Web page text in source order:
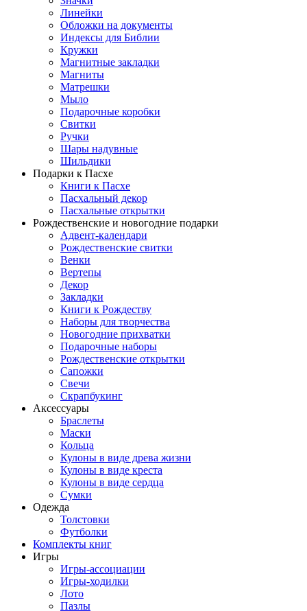
Линейки
Обложки на документы
Индексы для Библии
Кружки
Магнитные закладки
Магниты
Матрешки
Мыло
Подарочные коробки
Свитки
Ручки
Шары надувные
Шильдики
Подарки к Пасхе
Книги к Пасхе
Пасхальный декор
Пасхальные открытки
Рождественские и новогодние подарки
Адвент-календари
Рождественские свитки
Венки
Вертепы
Декор
Закладки
Книги к Рождеству
Наборы для творчества
Новогодние прихватки
Подарочные наборы
Рождественские открытки
Сапожки
Свечи
Скрапбукинг
Аксессуары
Браслеты
Маски
Кольца
Кулоны в виде древа жизни
Кулоны в виде креста
Кулоны в виде сердца
Сумки
Одежда
Толстовки
Футболки
Комплекты книг
Игры
Игры-ассоциации
Игры-ходилки
Лото
Пазлы